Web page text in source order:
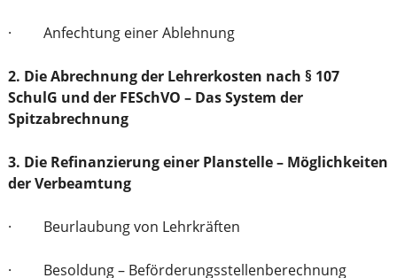
· Anfechtung einer Ablehnung
2. Die Abrechnung der Lehrerkosten nach § 107
SchulG und der FESchVO – Das System der
Spitzabrechnung
3. Die Refinanzierung einer Planstelle – Möglichkeiten
der Verbeamtung
· Beurlaubung von Lehrkräften
· Besoldung – Beförderungsstellenberechnung